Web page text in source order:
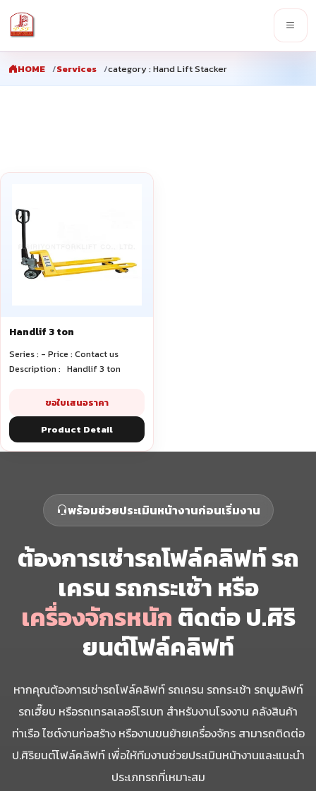
HOME Services category : Hand Lift Stacker
Handlif 3 ton
Series : - Price : Contact us
Description : Handlif 3 ton
ขอใบเสนอราคา
Product Detail
พร้อมช่วยประเมินหน้างานก่อนเริ่มงาน
ต้องการเช่ารถโฟล์คลิฟท์ รถ
เครน รถกระเช้า หรือ
เครื่องจักรหนัก ติดต่อ ป.ศิริ
ยนต์โฟล์คลิฟท์
หากคุณต้องการเช่ารถโฟล์คลิฟท์ รถเครน รถกระเช้า รถบูมลิฟท์
รถเฮี๊ยบ หรือรถเทรลเลอร์โรเบท สำหรับงานโรงงาน คลังสินค้า
ท่าเรือ ไซต์งานก่อสร้าง หรืองานขนย้ายเครื่องจักร สามารถติดต่อ
ป.ศิริยนต์โฟล์คลิฟท์ เพื่อให้ทีมงานช่วยประเมินหน้างานและแนะนำ
ประเภทรถที่เหมาะสม